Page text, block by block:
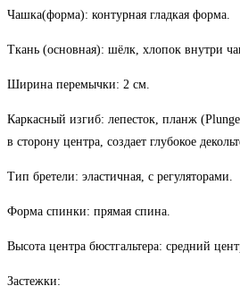
Чашка(форма): контурная гладкая форма.
Ткань (основная): шёлк, хлопок внутри
Ширина перемычки: 2 см.
Каркасный изгиб: лепесток, планж
в сторону центра, создает глубокое
Тип бретели: эластичная, с регуляторами.
Форма спинки: прямая спина.
Высота центра бюстгальтера: средний
Застежки: